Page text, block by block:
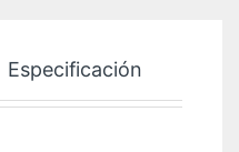
Especificación